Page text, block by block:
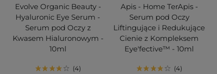
Evolve Organic Beauty -
Hyaluronic Eye Serum -
Serum pod Oczy z
Kwasem Hialuronowym -
10ml
4
Apis - Home TerApis -
Serum pod Oczy
Liftingujące i Redukujące
Cienie z Kompleksem
Eye'fective™ - 10ml
4